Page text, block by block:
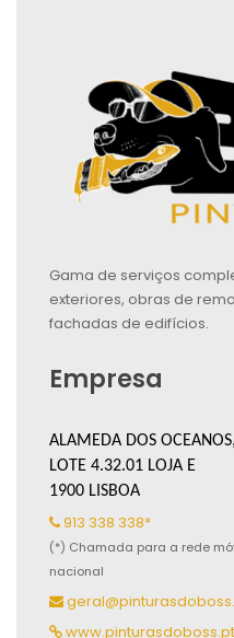
Gama de serviços
exteriores, obras de
fachadas de edifícios.
Empresa
ALAMEDA DOS OCEANOS,
LOTE 4.32.01 LOJA E
1900 LISBOA
913 338 338*
(*) Chamada para a rede
nacional
www.pinturasdoboss.pt